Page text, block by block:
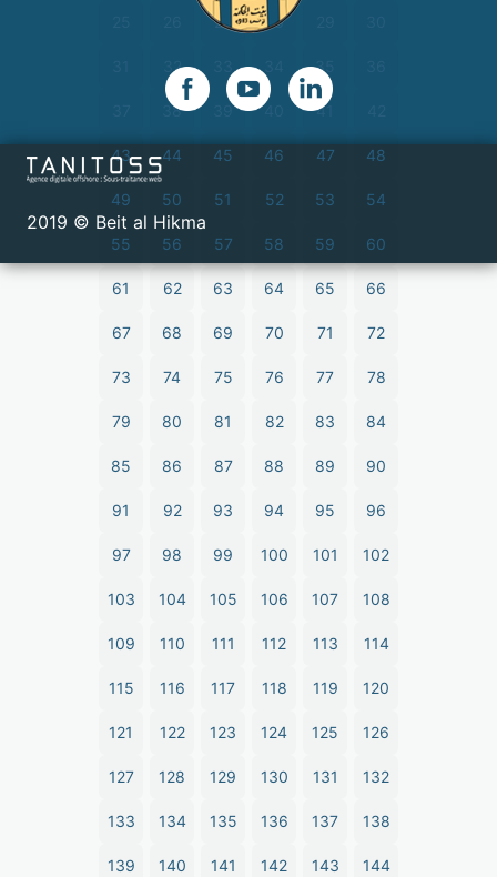
27 28
32 35
38 39 40 41
43 44 45 46 47 48
49 50 51 52 53 54
55 56 57 58 59 60
61 62 63 64 65 66
67 68 69 70 71 72
73 74 75 76 77 78
79 80 81 82 83 84
85 86 87 88 89 90
91 92 93 94 95 96
97 98 99 100 101 102
103 104 105 106 107 108
109 110 111 112 113 114
115 116 117 118 119 120
121 122 123 124 125 126
127 128 129 130 131 132
133 134 135 136 137 138
139 140 141 142 143 144
2019 © Beit al Hikma